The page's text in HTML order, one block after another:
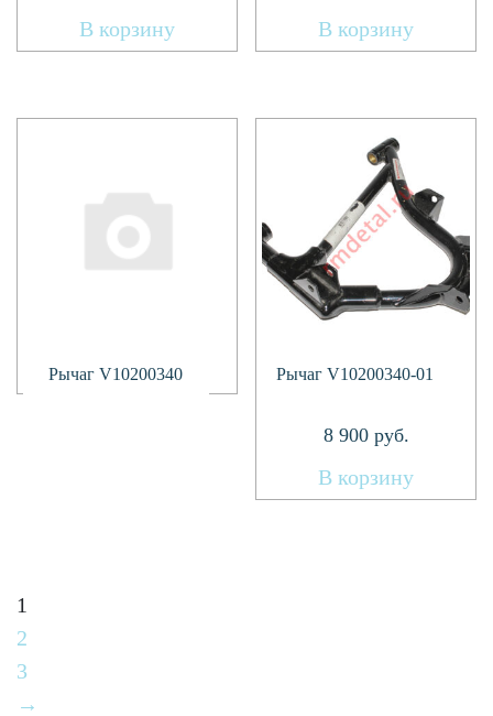
В корзину В корзину
Рычаг V10200340
Подробнее Рычаг V10200340-01
8 900руб.
В корзину
1
2
3
→